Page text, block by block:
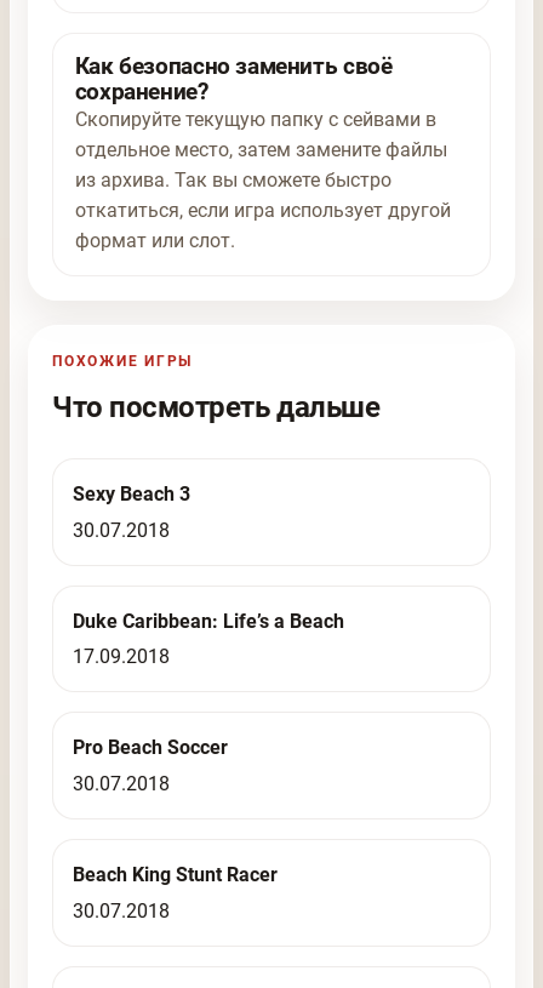
Как безопасно заменить своё
сохранение?
Скопируйте текущую папку с сейвами в
отдельное место, затем замените файлы
из архива. Так вы сможете быстро
откатиться, если игра использует другой
формат или слот.
ПОХОЖИЕ ИГРЫ
Что посмотреть дальше
Sexy Beach 3
30.07.2018
Duke Caribbean: Life’s a Beach
17.09.2018
Pro Beach Soccer
30.07.2018
Beach King Stunt Racer
30.07.2018